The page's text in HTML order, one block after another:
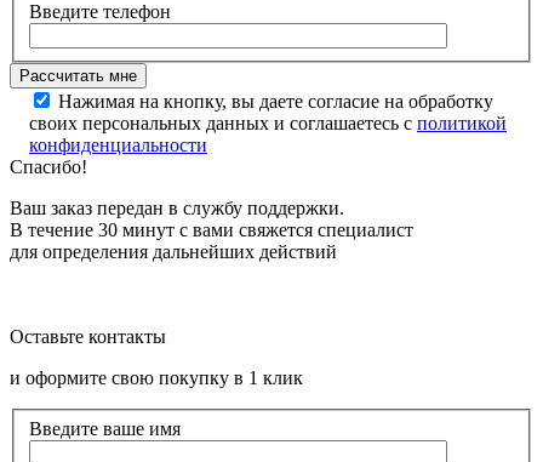
Введите телефон
Нажимая на кнопку, вы даете согласие на обработку
своих персональных данных и соглашаетесь с политикой
конфиденциальности
Спасибо!
Ваш заказ передан в службу поддержки.
В течение 30 минут с вами свяжется специалист
для определения дальнейших действий
Оставьте контакты
и оформите свою покупку в 1 клик
Введите ваше имя